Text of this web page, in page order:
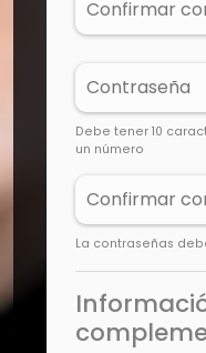
Debe tener 10
un número
La contraseñas